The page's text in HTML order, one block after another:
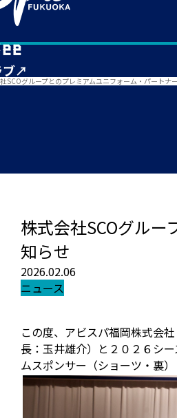
SCOグループとのプレミアムユニフォーム・パートナ
株式会社SCOグル
知らせ
2026.02.06
ニュース
この度、アビスパ福岡株式会
長：玉井雄介）と２０２６シ
ムスポンサー（ショーツ・裏